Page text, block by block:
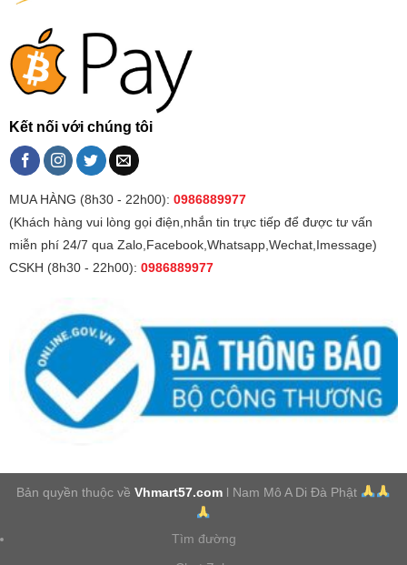
Kết nối với chúng tôi
MUA HÀNG (8h30 - 22h00): 0986889977
(Khách hàng vui lòng gọi điện,nhắn tin trực tiếp để được tư vấn
miễn phí 24/7 qua Zalo,Facebook,Whatsapp,Wechat,Imessage)
CSKH (8h30 - 22h00): 0986889977
Bản quyền thuộc vềVhmart57.com l Nam Mô A Di Đà Phật
Tìm đường